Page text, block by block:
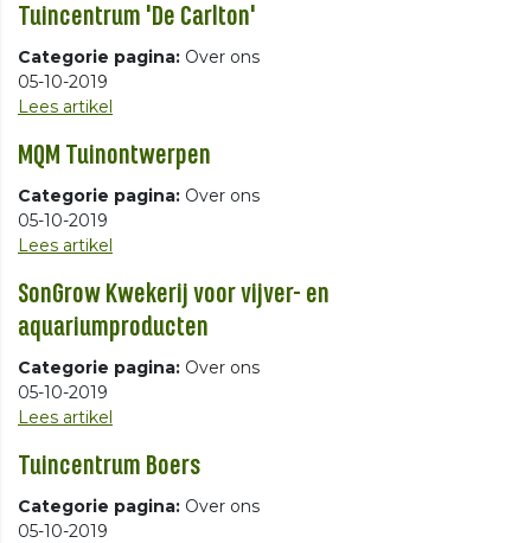
Tuincentrum 'De Carlton'
Categorie pagina: Over ons
05-10-2019
Lees artikel
MQM Tuinontwerpen
Categorie pagina: Over ons
05-10-2019
Lees artikel
SonGrow Kwekerij voor vijver- en
aquariumproducten
Categorie pagina: Over ons
05-10-2019
Lees artikel
Tuincentrum Boers
Categorie pagina: Over ons
05-10-2019